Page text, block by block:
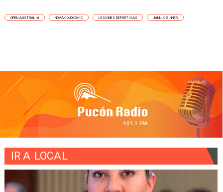
OPEN AUSTRALIA NOVAK DJOKOVIC LESIONES DEPORTIVAS JANNIK SINNER
IR A LOCAL